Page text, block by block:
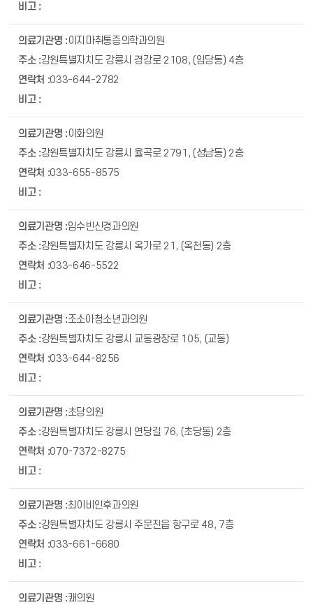
이지마취통증의학과의원
강원특별자치도 강릉시 경강로 2108, (임당동) 4층
033-644-2782
이화의원
강원특별자치도 강릉시 율곡로 2791, (성남동) 2층
033-655-8575
임수빈신경과의원
강원특별자치도 강릉시 옥가로 21, (옥천동) 2층
033-646-5522
조소아청소년과의원
강원특별자치도 강릉시 교동광장로 105, (교동)
033-644-8256
초당의원
강원특별자치도 강릉시 연당길 76, (초당동) 2층
070-7372-8275
최이비인후과의원
강원특별자치도 강릉시 주문진읍 항구로 48, 7층
033-661-6680
쾌의원